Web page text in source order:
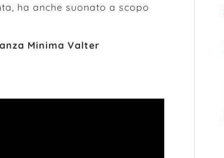
ha anche suonato a scopo
Minima Valter